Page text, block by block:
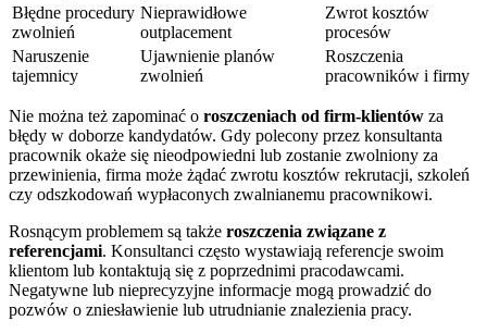
Błędne procedury
zwolnień
Nieprawidłowe
outplacement
Zwrot kosztów
procesów
Naruszenie
tajemnicy
Ujawnienie planów
zwolnień
Roszczenia
pracowników i firmy
Nie można też zapominać o roszczeniach od firm-klientów za
błędy w doborze kandydatów. Gdy polecony przez konsultanta
pracownik okaże się nieodpowiedni lub zostanie zwolniony za
przewinienia, firma może żądać zwrotu kosztów rekrutacji, szkoleń
czy odszkodowań wypłaconych zwalnianemu pracownikowi.
Rosnącym problemem są także roszczenia związane z
referencjami. Konsultanci często wystawiają referencje swoim
klientom lub kontaktują się z poprzednimi pracodawcami.
Negatywne lub nieprecyzyjne informacje mogą prowadzić do
pozwów o zniesławienie lub utrudnianie znalezienia pracy.